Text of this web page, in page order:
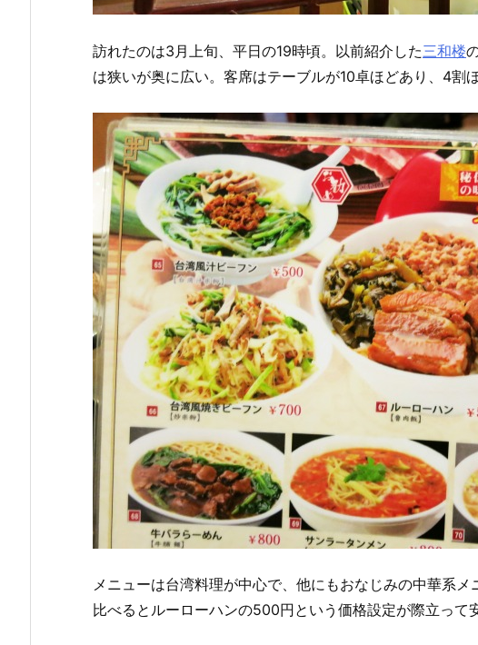
訪れたのは3月上旬、平日の19時頃。以前紹介した三和楼
は狭いが奥に広い。客席はテーブルが10卓ほどあり、4割
メニューは台湾料理が中心で、他にもおなじみの中華系
比べるとルーローハンの500円という価格設定が際立って